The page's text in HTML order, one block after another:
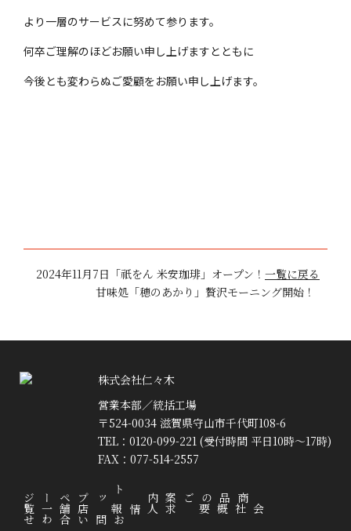
より一層のサービスに努めて参ります。
何卒ご理解のほどお願い申し上げますとともに
今後とも変わらぬご愛顧をお願い申し上げます。
2024年11月7日「祇をん 米安珈琲」オープン！ 一覧に戻る
甘味処「穂のあかり」贅沢モーニング開始！
株式会社仁々木
営業本部／統括工場
〒524-0034 滋賀県守山市千代町108-6
TEL：0120-099-221 (受付時間 平日10時～17時)
FAX：077-514-2557
トップページ
商品のご案内
店舗一覧
求人情報
会社概要
お問い合わせ